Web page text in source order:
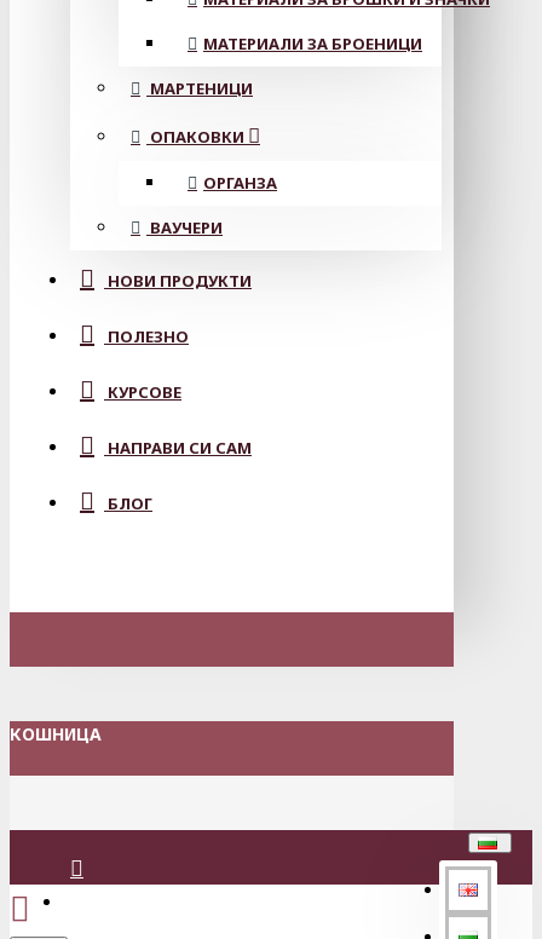
МАТЕРИАЛИ ЗА БРОЕНИЦИ
МАРТЕНИЦИ
ОПАКОВКИ
ОРГАНЗА
ВАУЧЕРИ
НОВИ ПРОДУКТИ
ПОЛЕЗНО
КУРСОВЕ
НАПРАВИ СИ САМ
БЛОГ
КОШНИЦА